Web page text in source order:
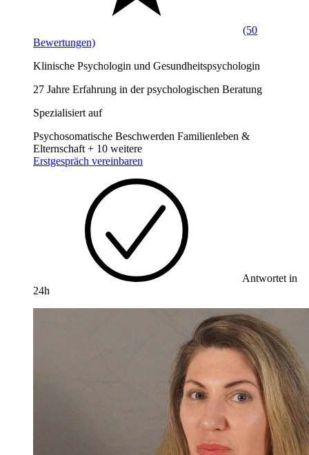
(50
Bewertungen)
Klinische Psychologin und Gesundheitspsychologin
27 Jahre Erfahrung in der psychologischen Beratung
Spezialisiert auf
Psychosomatische Beschwerden Familienleben &
Elternschaft + 10 weitere
Erstgespräch vereinbaren
Antwortet in
24h